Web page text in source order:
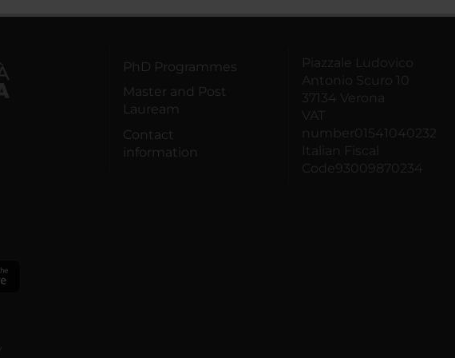
PhD Programmes
Master and Post
Lauream
Contact
information
Piazzale Ludovico
Antonio Scuro 10
37134 Verona
VAT
number01541040232
Italian Fiscal
Code93009870234